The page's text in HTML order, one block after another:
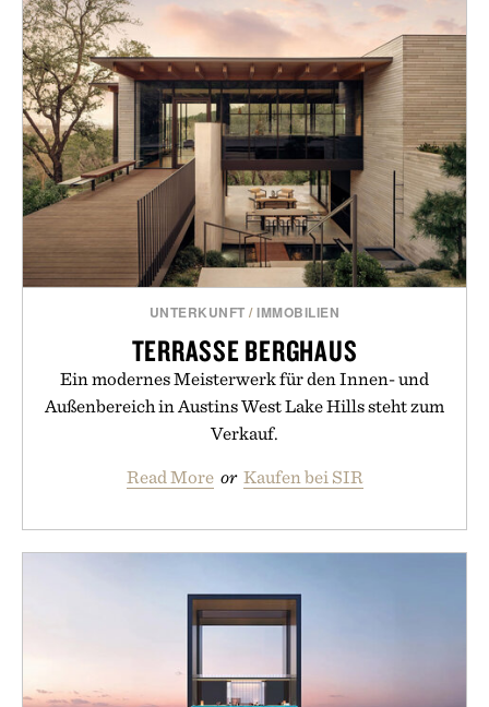
UNTERKUNFT /IMMOBILIEN
TERRASSE BERGHAUS
Ein modernes Meisterwerk für den Innen- und
Außenbereich in Austins West Lake Hills steht zum
Verkauf.
Read More or Kaufen bei SIR